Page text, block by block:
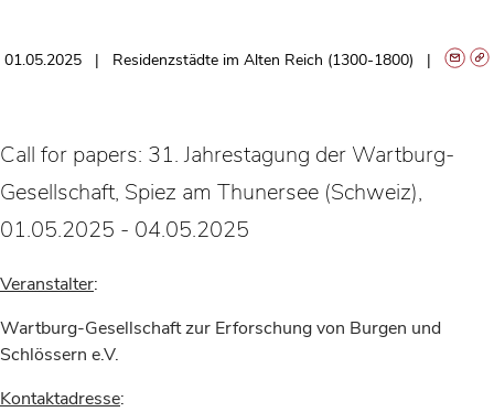
01.05.2025 Residenzstädte im Alten Reich (1300-1800)
Call for papers: 31. Jahrestagung der Wartburg-
Gesellschaft, Spiez am Thunersee (Schweiz),
01.05.2025 - 04.05.2025
Veranstalter:
Wartburg-Gesellschaft zur Erforschung von Burgen und
Schlössern e.V.
Kontaktadresse: